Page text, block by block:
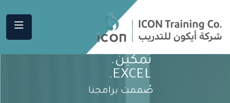
تمكين.
EXCEL.
صُممت برامجنا